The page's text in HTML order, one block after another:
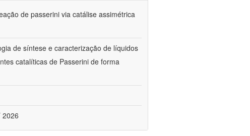
de passerini via catálise assimétrica
de síntese e caracterização de líquidos
catalíticas de Passerini de forma
2026